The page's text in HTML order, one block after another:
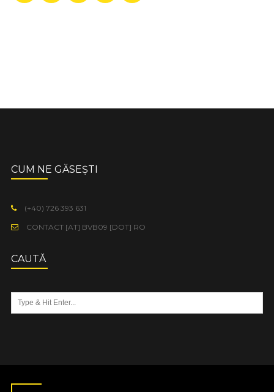
CUM NE GĂSEȘTI
(+40) 726 393 631
CONTACT [AT] BVB09 [DOT] RO
CAUTĂ